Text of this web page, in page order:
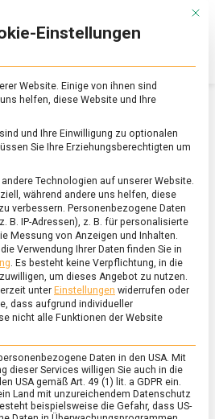
Online-
Magazin
zu
&
Ernährung
/FEATURED/POLITIK
Mit
Einstellungen
Website. Einige von ihnen sind
helfen, diese Website und Ihre
und Ihre Einwilligung zu optionalen
Sie Ihre Erziehungsberechtigten um
Technologien auf unserer Website.
während andere uns helfen, diese
verbessern. Personenbezogene Daten
B. IP-Adressen), z. B. für personalisierte
Messung von Anzeigen und Inhalten.
Verwendung Ihrer Daten finden Sie in
. Es besteht keine Verpflichtung, in die
um dieses Angebot zu nutzen.
unter Einstellungen widerrufen oder
dass aufgrund individueller
nicht alle Funktionen der Website
Daten in den USA. Mit
dieser Services willigen Sie auch in die
USA gemäß Art. 49 (1) lit. a GDPR ein.
Land mit unzureichendem Datenschutz
beispielsweise die Gefahr, dass US-